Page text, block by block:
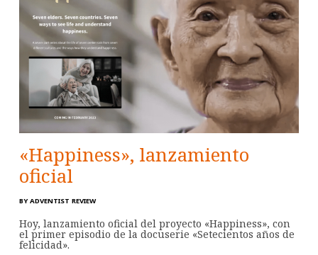
«Happiness», lanzamiento
oficial
BY ADVENTIST REVIEW
Hoy, lanzamiento oficial del proyecto «Happiness», con
el primer episodio de la docuserie «Setecientos años de
felicidad».